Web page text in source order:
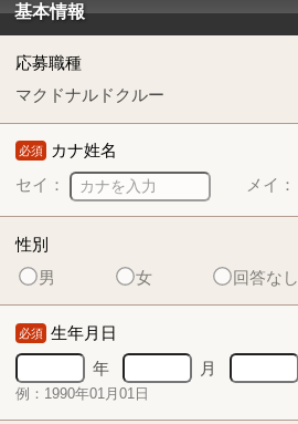
基本情報
応募職種
マクドナルドクルー
必須 カナ姓名
セイ：
メイ：
性別
男
女 回答なし
必須 生年月日
年
月
例：1990年01月01日